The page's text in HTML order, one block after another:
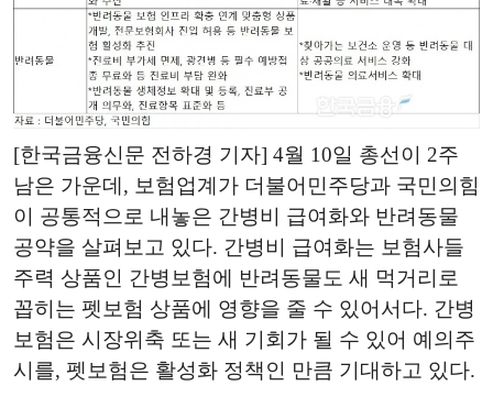
[한국금융신문 전하경 기자] 4월 10일 총선이 2주
남은 가운데, 보험업계가 더불어민주당과 국민의힘
이 공통적으로 내놓은 간병비 급여화와 반려동물
공약을 살펴보고 있다. 간병비 급여화는 보험사들
주력 상품인 간병보험에 반려동물도 새 먹거리로
꼽히는 펫보험 상품에 영향을 줄 수 있어서다. 간병
보험은 시장위축 또는 새 기회가 될 수 있어 예의주
시를, 펫보험은 활성화 정책인 만큼 기대하고 있다.